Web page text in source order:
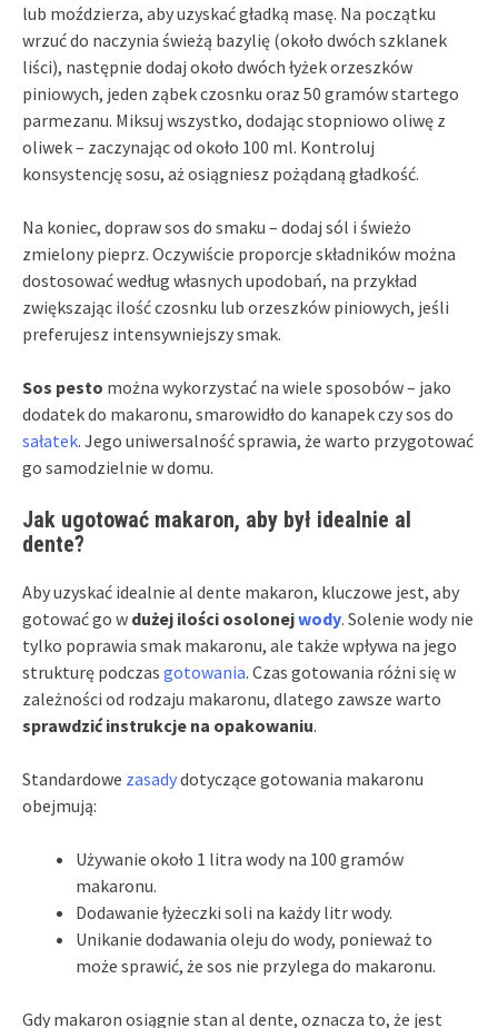
lub moździerza, aby uzyskać gładką masę. Na początku
wrzuć do naczynia świeżą bazylię (około dwóch szklanek
liści), następnie dodaj około dwóch łyżek orzeszków
piniowych, jeden ząbek czosnku oraz 50 gramów startego
parmezanu. Miksuj wszystko, dodając stopniowo oliwę z
oliwek – zaczynając od około 100 ml. Kontroluj
konsystencję sosu, aż osiągniesz pożądaną gładkość.
Na koniec, dopraw sos do smaku – dodaj sól i świeżo
zmielony pieprz. Oczywiście proporcje składników można
dostosować według własnych upodobań, na przykład
zwiększając ilość czosnku lub orzeszków piniowych, jeśli
preferujesz intensywniejszy smak.
Sos pesto można wykorzystać na wiele sposobów – jako
dodatek do makaronu, smarowidło do kanapek czy sos do
sałatek. Jego uniwersalność sprawia, że warto przygotować
go samodzielnie w domu.
Jak ugotować makaron, aby był idealnie al
dente?
Aby uzyskać idealnie al dente makaron, kluczowe jest, aby
gotować go w dużej ilości osolonejwody. Solenie wody nie
tylko poprawia smak makaronu, ale także wpływa na jego
strukturę podczas gotowania. Czas gotowania różni się w
zależności od rodzaju makaronu, dlatego zawsze warto
sprawdzić instrukcje na opakowaniu.
Standardowe zasadydotyczące gotowania makaronu
obejmują:
Używanie około 1 litra wody na 100 gramów
makaronu.
Dodawanie łyżeczki soli na każdy litr wody.
Unikanie dodawania oleju do wody, ponieważ to
może sprawić, że sos nie przylega do makaronu.
Gdy makaron osiągnie stan al dente, oznacza to, że jest